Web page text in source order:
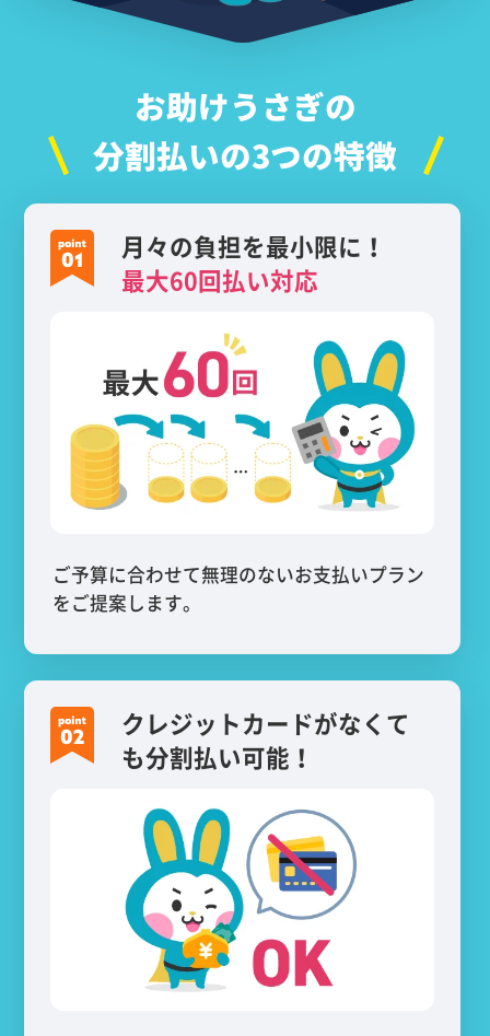
お助けうさぎの
分割払いの3つの特徴
月々の負担を最小限に！
最大60回払い対応
ご予算に合わせて無理のないお支払いプラン
をご提案します。
クレジットカードがなくて
も分割払い可能！